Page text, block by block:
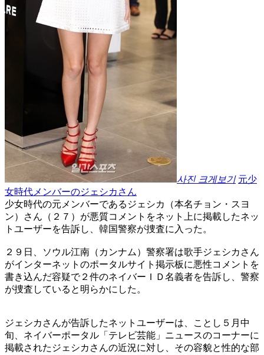
사진 크게보기 元少
女時代メンバーのジェシカさん
少女時代の元メンバーであるジェシカ（本名チョン・スヨ
ン）さん（２７）が悪質コメントをネット上に掲載したネッ
トユーザーを告訴し、韓国警察が捜査に入った。
２９日、ソウル江南（カンナム）警察署は歌手ジェシカさん
がインターネットのポータルサイト掲示板に悪性コメントを
書き込んだ容疑で２件のネイバーＩＤ名義者を告訴し、警察
が捜査していると明らかにした。
ジェシカさんが告訴したネットユーザーは、ことし５月中
旬、ネイバーポータル「テレビ芸能」ニュースのコーナーに
掲載されたジェシカさんの近況に対し、その容貌と性的な部